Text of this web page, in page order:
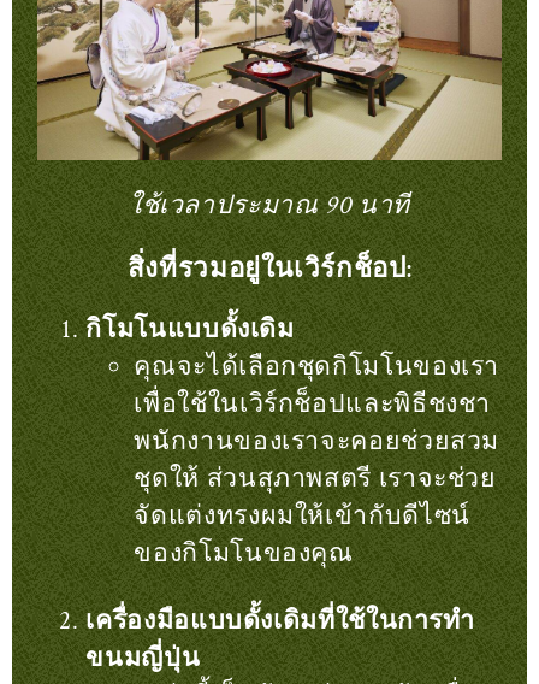
ใช้เวลาประมาณ 90 นาที
สิ่งที่รวมอยู่ในเวิร์กช็อป:
กิโมโนแบบดั้งเดิม
คุณจะได้เลือกชุดกิโมโนของเรา
เพื่อใช้ในเวิร์กช็อปและพิธีชงชา
พนักงานของเราจะคอยช่วยสวม
ชุดให้ ส่วนสุภาพสตรี เราจะช่วย
จัดแต่งทรงผมให้เข้ากับดีไซน์
ของกิโมโนของคุณ
เครื่องมือแบบดั้งเดิมที่ใช้ในการทำ
ขนมญี่ปุ่น